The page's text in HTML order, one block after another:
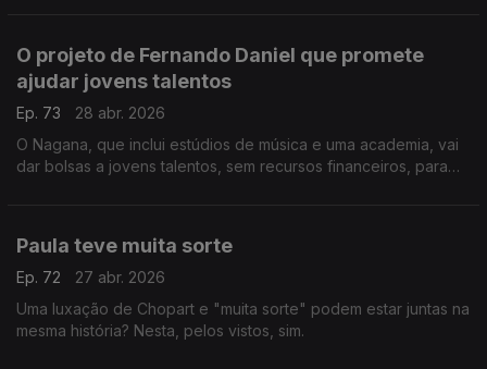
O projeto de Fernando Daniel que promete
ajudar jovens talentos
Ep. 73
28 abr. 2026
O Nagana, que inclui estúdios de música e uma academia, vai
dar bolsas a jovens talentos, sem recursos financeiros, para
Paula teve muita sorte
Ep. 72
27 abr. 2026
Uma luxação de Chopart e "muita sorte" podem estar juntas na
mesma história? Nesta, pelos vistos, sim.